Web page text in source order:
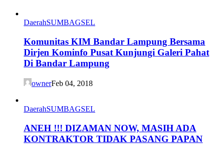
DaerahSUMBAGSEL
Komunitas KIM Bandar Lampung Bersama
Dirjen Kominfo Pusat Kunjungi Galeri Pahat
Di Bandar Lampung
ownerFeb 04, 2018
DaerahSUMBAGSEL
ANEH !!! DIZAMAN NOW, MASIH ADA
KONTRAKTOR TIDAK PASANG PAPAN